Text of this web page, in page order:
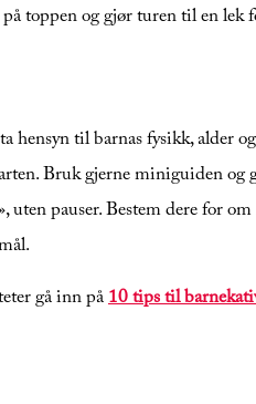
toppen og gjør turen til en
hensyn til barnas fysikk, alder
Bruk gjerne miniguiden og
uten pauser. Bestem dere for
gå inn på10 tips til